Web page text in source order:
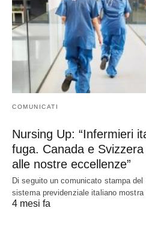
COMUNICATI
Nursing Up: “Infermieri
fuga. Canada e
alle nostre eccellenze”
Di seguito un comunicato stampa
sistema previdenziale italiano mostra
4 mesi fa